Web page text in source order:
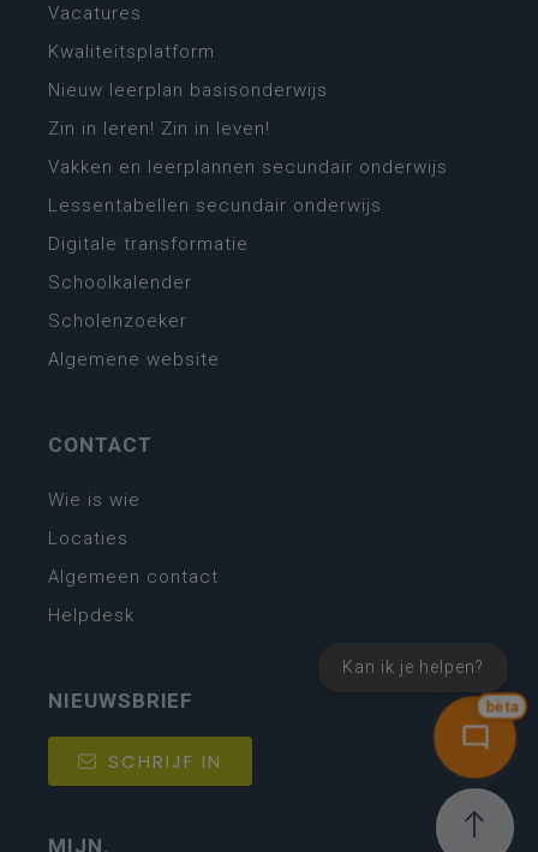
bèta
Kan ik je helpen?
Vacatures
Kwaliteitsplatform
Nieuw leerplan basisonderwijs
Zin in leren! Zin in leven!
Vakken en leerplannen secundair onderwijs
Lessentabellen secundair onderwijs
Digitale transformatie
Schoolkalender
Scholenzoeker
Algemene website
CONTACT
Wie is wie
Locaties
Algemeen contact
Helpdesk
NIEUWSBRIEF
SCHRIJF IN
MIJN.